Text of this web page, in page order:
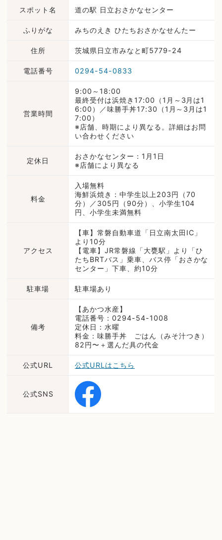
スポット名 道の駅 日立おさかなセンター
ふりがな みちのえき ひたちおさかなせんたー
住所 茨城県日立市みなと町5779-24
電話番号 0294-54-0833
営業時間
9:00～18:00
最終受付は浜焼き17:00（1月～3月は1
6:00）／味勝手丼17:30（1月～3月は1
7:00）
※店舗、時期により異なる。詳細はお問
い合わせください
定休日
おさかなセンター：1月1日
※店舗により異なる
料金
入場無料
海鮮浜焼き：中学生以上203円（70
分）／305円（90分）、小学生104
円、小学生未満無料
アクセス
【車】常磐自動車道「日立南太田IC」
より10分
【電車】JR常磐線「大甕駅」より「ひ
たちBRTバス」乗車、バス停「おさかな
センター」下車、約10分
駐車場 駐車場あり
備考
【あかつ水産】
電話番号：0294-54-1008
定休日：水曜
料金：味勝手丼 ごはん（みそ汁つき）
82円〜＋選んだ具の代金
公式URL 公式URLはこちら
公式SNS